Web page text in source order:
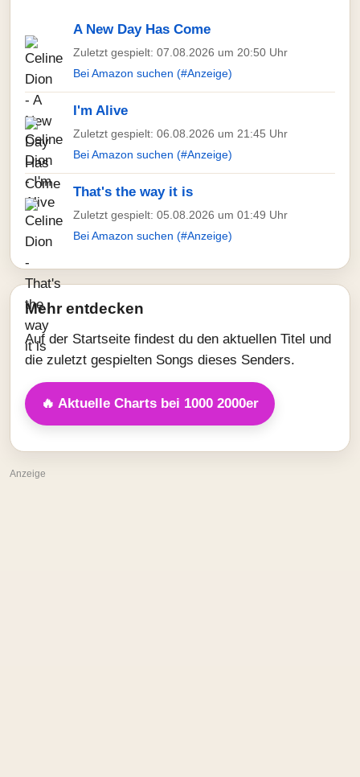
A New Day Has Come
Zuletzt gespielt: 07.08.2026 um 20:50 Uhr
Bei Amazon suchen (#Anzeige)
I'm Alive
Zuletzt gespielt: 06.08.2026 um 21:45 Uhr
Bei Amazon suchen (#Anzeige)
That's the way it is
Zuletzt gespielt: 05.08.2026 um 01:49 Uhr
Bei Amazon suchen (#Anzeige)
Mehr entdecken
Auf der Startseite findest du den aktuellen Titel und
die zuletzt gespielten Songs dieses Senders.
🔥 Aktuelle Charts bei 1000 2000er
Anzeige